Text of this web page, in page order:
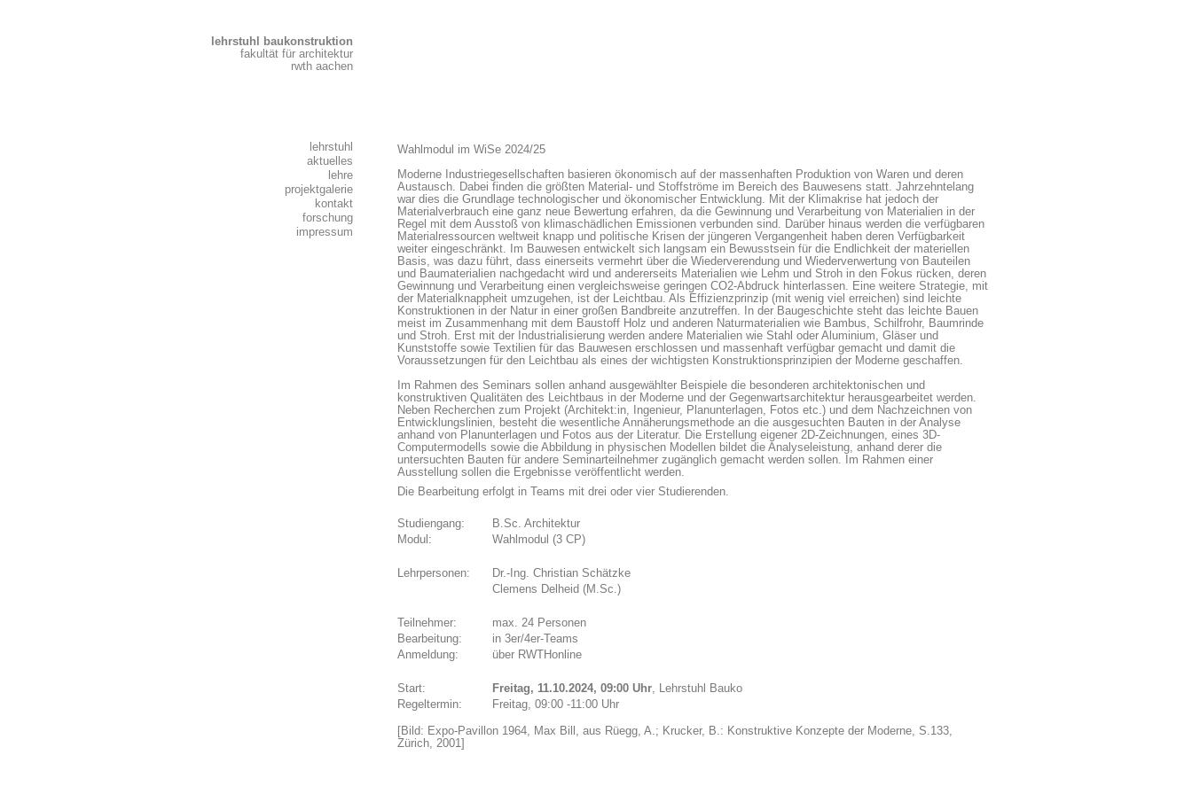
lehrstuhl baukonstruktion
fakultät für architektur
rwth aachen
lehrstuhl
aktuelles
lehre
projektgalerie
kontakt
forschung
impressum
Wahlmodul im WiSe 2024/25
Moderne Industriegesellschaften basieren ökonomisch auf der massenhaften Produktion von Waren und deren
Austausch. Dabei finden die größten Material- und Stoffströme im Bereich des Bauwesens statt. Jahrzehntelang
war dies die Grundlage technologischer und ökonomischer Entwicklung. Mit der Klimakrise hat jedoch der
Materialverbrauch eine ganz neue Bewertung erfahren, da die Gewinnung und Verarbeitung von Materialien in der
Regel mit dem Ausstoß von klimaschädlichen Emissionen verbunden sind. Darüber hinaus werden die verfügbaren
Materialressourcen weltweit knapp und politische Krisen der jüngeren Vergangenheit haben deren Verfügbarkeit
weiter eingeschränkt. Im Bauwesen entwickelt sich langsam ein Bewusstsein für die Endlichkeit der materiellen
Basis, was dazu führt, dass einerseits vermehrt über die Wiederverendung und Wiederverwertung von Bauteilen
und Baumaterialien nachgedacht wird und andererseits Materialien wie Lehm und Stroh in den Fokus rücken, deren
Gewinnung und Verarbeitung einen vergleichsweise geringen CO2-Abdruck hinterlassen. Eine weitere Strategie, mit
der Materialknappheit umzugehen, ist der Leichtbau. Als Effizienzprinzip (mit wenig viel erreichen) sind leichte
Konstruktionen in der Natur in einer großen Bandbreite anzutreffen. In der Baugeschichte steht das leichte Bauen
meist im Zusammenhang mit dem Baustoff Holz und anderen Naturmaterialien wie Bambus, Schilfrohr, Baumrinde
und Stroh. Erst mit der Industrialisierung werden andere Materialien wie Stahl oder Aluminium, Gläser und
Kunststoffe sowie Textilien für das Bauwesen erschlossen und massenhaft verfügbar gemacht und damit die
Voraussetzungen für den Leichtbau als eines der wichtigsten Konstruktionsprinzipien der Moderne geschaffen.
Im Rahmen des Seminars sollen anhand ausgewählter Beispiele die besonderen architektonischen und
konstruktiven Qualitäten des Leichtbaus in der Moderne und der Gegenwartsarchitektur herausgearbeitet werden.
Neben Recherchen zum Projekt (Architekt:in, Ingenieur, Planunterlagen, Fotos etc.) und dem Nachzeichnen von
Entwicklungslinien, besteht die wesentliche Annäherungsmethode an die ausgesuchten Bauten in der Analyse
anhand von Planunterlagen und Fotos aus der Literatur. Die Erstellung eigener 2D-Zeichnungen, eines 3D-
Computermodells sowie die Abbildung in physischen Modellen bildet die Analyseleistung, anhand derer die
untersuchten Bauten für andere Seminarteilnehmer zugänglich gemacht werden sollen. Im Rahmen einer
Ausstellung sollen die Ergebnisse veröffentlicht werden.
Die Bearbeitung erfolgt in Teams mit drei oder vier Studierenden.
Studiengang:
B.Sc. Architektur
Modul:
Wahlmodul (3 CP)
Lehrpersonen:
Dr.-Ing. Christian Schätzke
Clemens Delheid (M.Sc.)
Teilnehmer:
max. 24 Personen
Bearbeitung:
in 3er/4er-Teams
Anmeldung:
über RWTHonline
Start: Freitag, 11.10.2024, 09:00 Uhr , Lehrstuhl Bauko
Regeltermin:
Freitag, 09:00 -11:00 Uhr
[Bild: Expo-Pavillon 1964, Max Bill, aus Rüegg, A.; Krucker, B.: Konstruktive Konzepte der Moderne, S.133,
Zürich, 2001]